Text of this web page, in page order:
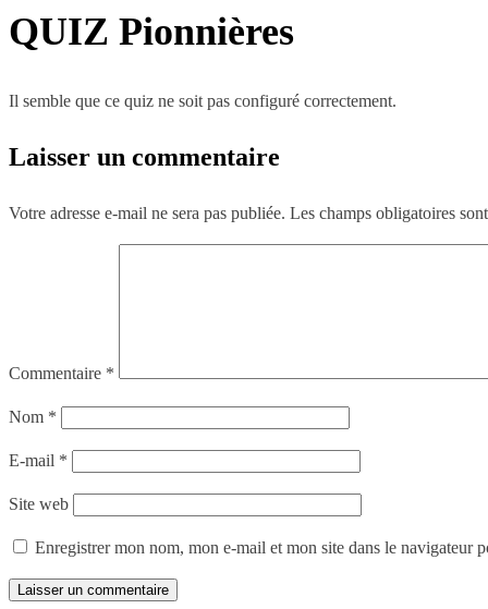
QUIZ Pionnières
Il semble que ce quiz ne soit pas configuré correctement.
Laisser un commentaire
Votre adresse e-mail ne sera pas publiée. Les champs obligatoires
Commentaire *
Nom *
E-mail *
Site web
Enregistrer mon nom, mon e-mail et mon site dans le navigateur